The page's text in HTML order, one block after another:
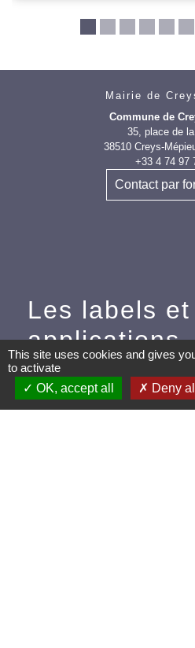
Mairie de
Commune de
35, place de
38510 Creys-
+33 4 74 97
Contact par
Les labels et
applications
l'application pour recevoir
This site uses cookies and gives
to activate
OK, accept all
Deny